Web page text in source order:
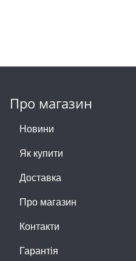
Про магазин
Новини
Як купити
Доставка
Про магазин
Контакти
Гарантія